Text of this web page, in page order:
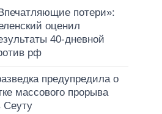
потери»:
оценил
40-дневной
рф
предупредила о
массового прорыва
Сеуту